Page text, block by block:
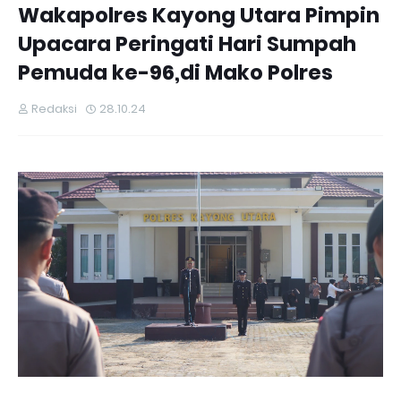
Wakapolres Kayong Utara Pimpin
Upacara Peringati Hari Sumpah
Pemuda ke-96,di Mako Polres
Redaksi 28.10.24